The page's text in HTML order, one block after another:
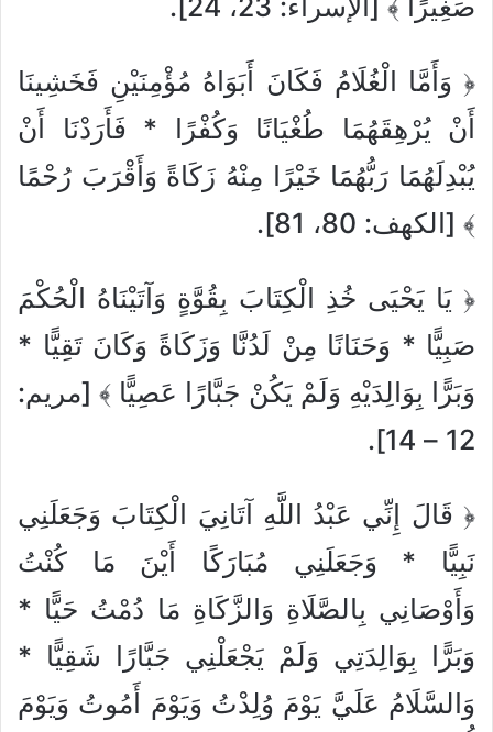
﴿ وَأَمَّا الْغُلَامُ فَكَانَ أَبَوَاهُ مُؤْمِنَيْنِ فَخَشِينَا
أَنْ يُرْهِقَهُمَا طُغْيَانًا وَكُفْرًا * فَأَرَدْنَا أَنْ
يُبْدِلَهُمَا رَبُّهُمَا خَيْرًا مِنْهُ زَكَاةً وَأَقْرَبَ رُحْمًا
﴾ [الكهف: 80، 81].
﴿ يَا يَحْيَى خُذِ الْكِتَابَ بِقُوَّةٍ وَآتَيْنَاهُ الْحُكْمَ
صَبِيًّا * وَحَنَانًا مِنْ لَدُنَّا وَزَكَاةً وَكَانَ تَقِيًّا *
وَبَرًّا بِوَالِدَيْهِ وَلَمْ يَكُنْ جَبَّارًا عَصِيًّا ﴾ [مريم:
12 – 14].
﴿ قَالَ إِنِّي عَبْدُ اللَّهِ آتَانِيَ الْكِتَابَ وَجَعَلَنِي
نَبِيًّا * وَجَعَلَنِي مُبَارَكًا أَيْنَ مَا كُنْتُ
وَأَوْصَانِي بِالصَّلَاةِ وَالزَّكَاةِ مَا دُمْتُ حَيًّا *
وَبَرًّا بِوَالِدَتِي وَلَمْ يَجْعَلْنِي جَبَّارًا شَقِيًّا *
وَالسَّلَامُ عَلَيَّ يَوْمَ وُلِدْتُ وَيَوْمَ أَمُوتُ وَيَوْمَ